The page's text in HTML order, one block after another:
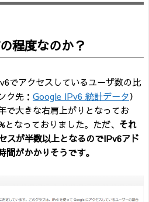
程度なのか？
でアクセスしているユーザ数の比
ク先： Google IPv6 統計データ）
で大きな右肩上がりとなってお
なっておりました。ただ、 それ
スが半数以上となるのでIPv6アド
間がかかりそうです。